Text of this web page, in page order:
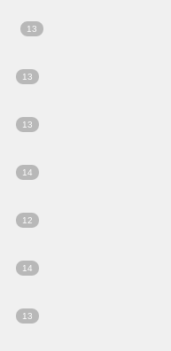
13
13
13
14
12
14
13